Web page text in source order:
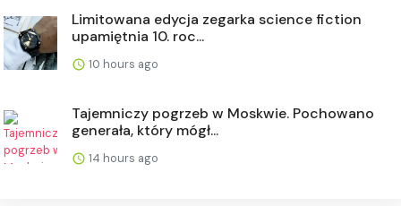
Limitowana edycja zegarka science fiction
upamiętnia 10. roc...
10 hours ago
Tajemniczy pogrzeb w Moskwie. Pochowano
generała, który mógł...
14 hours ago